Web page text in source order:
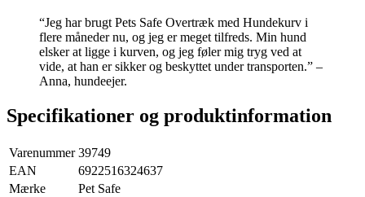
“Jeg har brugt Pets Safe Overtræk med Hundekurv i
flere måneder nu, og jeg er meget tilfreds. Min hund
elsker at ligge i kurven, og jeg føler mig tryg ved at
vide, at han er sikker og beskyttet under transporten.” –
Anna, hundeejer.
Specifikationer og produktinformation
Varenummer 39749
EAN
6922516324637
Mærke
Pet Safe